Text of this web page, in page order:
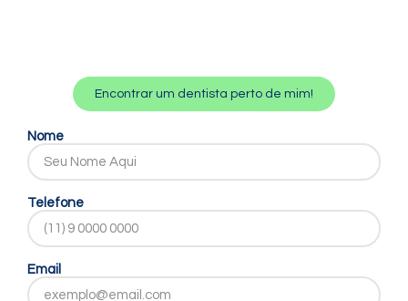
Encontrar um dentista perto de mim!
Nome
Telefone
Email